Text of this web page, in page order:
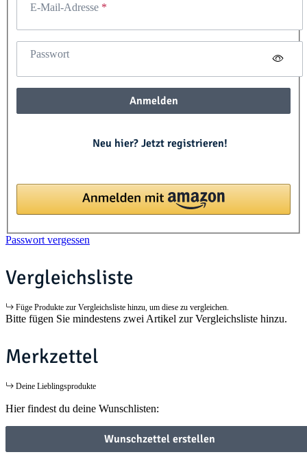
E-Mail-Adresse
Passwort
Anmelden
Neu hier? Jetzt registrieren!
Passwort vergessen
Vergleichsliste
Füge Produkte zur Vergleichsliste hinzu, um diese zu vergleichen.
Bitte fügen Sie mindestens zwei Artikel zur Vergleichsliste hinzu.
Merkzettel
Deine Lieblingsprodukte
Hier findest du deine Wunschlisten:
Wunschzettel erstellen